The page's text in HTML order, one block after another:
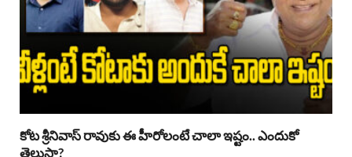
కోట శ్రీనివాస్ రావుకు ఈ హీరోలంటే చాలా ఇష్టం.. ఎందుకో
తెలుసా?